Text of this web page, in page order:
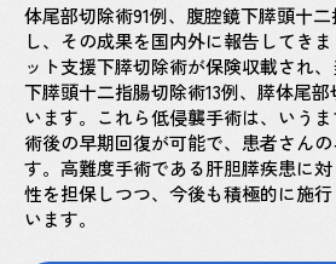
体尾部切除術91例、腹腔鏡下膵頭十
し、その成果を国内外に報告してき
ット支援下膵切除術が保険収載され
下膵頭十二指腸切除術13例、膵体尾
います。これら低侵襲手術は、いうま
術後の早期回復が可能で、患者さん
す。高難度手術である肝胆膵疾患に
性を担保しつつ、今後も積極的に施
います。